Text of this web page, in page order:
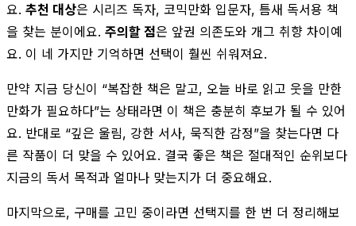
요. 추천 대상은 시리즈 독자, 코믹만화 입문자, 틈새 독서용 책
을 찾는 분이에요. 주의할 점은 앞권 의존도와 개그 취향 차이예
요. 이 네 가지만 기억하면 선택이 훨씬 쉬워져요.
만약 지금 당신이 “복잡한 책은 말고, 오늘 바로 읽고 웃을 만한
만화가 필요하다”는 상태라면 이 책은 충분히 후보가 될 수 있어
요. 반대로 “깊은 울림, 강한 서사, 묵직한 감정”을 찾는다면 다
른 작품이 더 맞을 수 있어요. 결국 좋은 책은 절대적인 순위보다
지금의 독서 목적과 얼마나 맞는지가 더 중요해요.
마지막으로, 구매를 고민 중이라면 선택지를 한 번 더 정리해보